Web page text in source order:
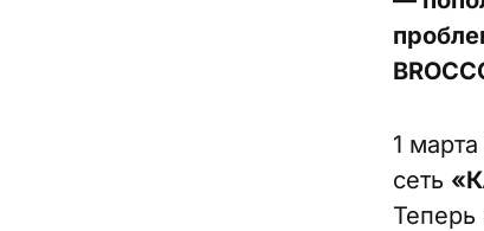
1
сеть
Теперь